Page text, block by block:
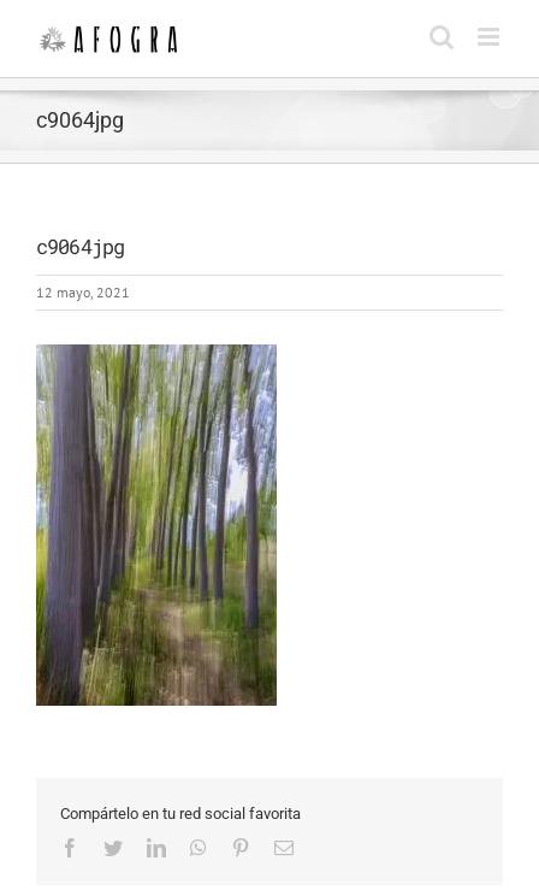
contenido
c9064jpg
c9064jpg
12 mayo, 2021
Compártelo en tu red social favorita
Facebook
TwitterLinkedInWhatsApp
PinterestCorreo